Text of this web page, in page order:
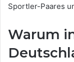
Sportler-Paares
Warum